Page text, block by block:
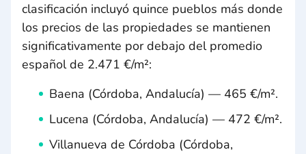
clasificación incluyó quince pueblos más donde
los precios de las propiedades se mantienen
significativamente por debajo del promedio
español de 2.471 €/m²:
Baena (Córdoba, Andalucía) — 465 €/m².
Lucena (Córdoba, Andalucía) — 472 €/m².
Villanueva de Córdoba (Córdoba,